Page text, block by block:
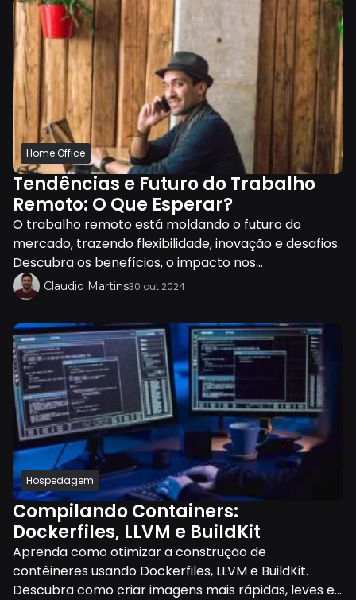
Home Office
Tendências e Futuro do Trabalho
Remoto: O Que Esperar?
O trabalho remoto está moldando o futuro do
mercado, trazendo flexibilidade, inovação e desafios.
Descubra os benefícios, o impacto nos...
Claudio Martins30 out 2024
Hospedagem
Compilando Containers:
Dockerfiles, LLVM e BuildKit
Aprenda como otimizar a construção de
contêineres usando Dockerfiles, LLVM e BuildKit.
Descubra como criar imagens mais rápidas, leves e...